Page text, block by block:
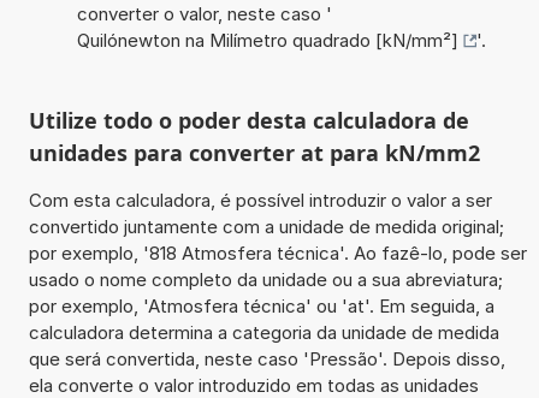
converter o valor, neste caso '
Quilónewton na Milímetro quadrado [kN/mm²]
'.
Utilize todo o poder desta calculadora de
unidades para converter at para kN/mm2
Com esta calculadora, é possível introduzir o valor a ser
convertido juntamente com a unidade de medida original;
por exemplo, '818 Atmosfera técnica'. Ao fazê-lo, pode ser
usado o nome completo da unidade ou a sua abreviatura;
por exemplo, 'Atmosfera técnica' ou 'at'. Em seguida, a
calculadora determina a categoria da unidade de medida
que será convertida, neste caso 'Pressão'. Depois disso,
ela converte o valor introduzido em todas as unidades